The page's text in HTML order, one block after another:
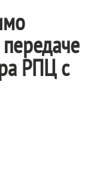
РПЦ с